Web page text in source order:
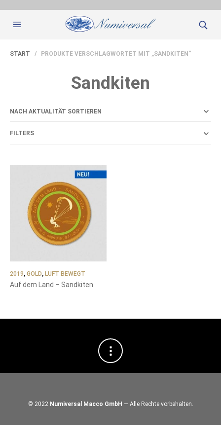
START / PRODUKTE VERSCHLAGWORTET MIT „SANDKITEN“
Sandkiten
FILTERS
2019, GOLD, LUFT BEWEGT
Auf dem Land – Sandkiten
© 2022 Numiversal Macco GmbH — Alle Rechte vorbehalten.